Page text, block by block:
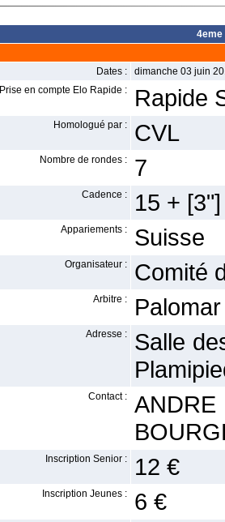
4eme
Dates :
dimanche 03 juin
Prise en compte Elo Rapide :
Rapide
Homologué par : CVL
Nombre de rondes : 7
Cadence : 15 + [3"]
Appariements : Suisse
Organisateur : Comité
Arbitre :
Adresse :
Salle
Contact :
Inscription Senior : 12 €
Inscription Jeunes : 6 €